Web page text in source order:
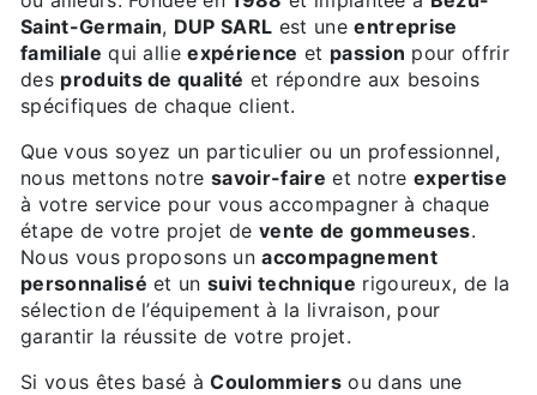
Saint-Germain, DUP SARL est uneentreprise
familiale qui allieexpérience et passion pour offrir
des produits de qualité et répondre aux besoins
spécifiques de chaque client.
Que vous soyez un particulier ou un professionnel,
nous mettons notresavoir-faire et notreexpertise
à votre service pour vous accompagner à chaque
étape de votre projet devente de gommeuses.
Nous vous proposons unaccompagnement
personnalisé et unsuivi technique rigoureux, de la
sélection de l’équipement à la livraison, pour
garantir la réussite de votre projet.
Si vous êtes basé àCoulommiersou dans une